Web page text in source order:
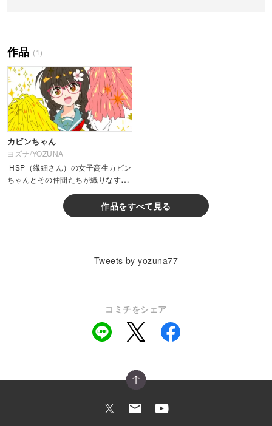
作品 (1)
カビンちゃん
ヨズナ/YOZUNA
HSP（繊細さん）の女子高生カビン
ちゃんとその仲間たちが織りなす学
す★ TwitterXでキャラクターのイ作品をすべて見る
Tweets by yozuna77
コミチをシェア